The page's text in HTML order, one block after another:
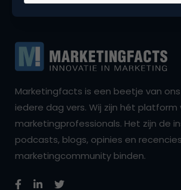
Marketingfacts is een beetje van
iedere dag vers. Wij zijn hét platform
marketingprofessionals. Het zijn de
podcasts, blogs, opinies en
marketingcommunity binden.